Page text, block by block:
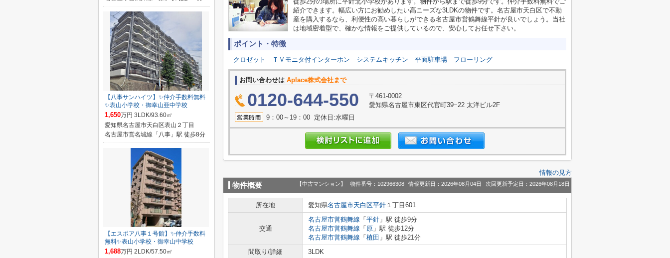
紹介できます。幅広い方にお勧めしたい高ニーズな3LDKの物件です。名古屋市天白区で不動
産を購入するなら、利便性の高い暮らしができる名古屋市営鶴舞線平針が良いでしょう。当社
は地域密着型で、確かな情報をご提供しているので、安心してお任せ下さい。
ポイント・特徴
クロゼット ＴＶモニタ付インターホン システムキッチン 平面駐車場 フローリング
お問い合わせは Aplace株式会社まで
0120-644-550
〒461-0002
愛知県名古屋市東区代官町39−22 太洋ビル2F
9：00～19：00 定休日:水曜日
情報の見方
物件概要 【中古マンション】 物件番号：102966308 情報更新日：2026年08月04日 次回更新予定日：2026年08月18日
所在地 愛知県名古屋市天白区平針 １丁目601
交通
名古屋市営鶴舞線 「 平針 」駅 徒歩9分
名古屋市営鶴舞線 「 原 」駅 徒歩12分
名古屋市営鶴舞線 「 植田 」駅 徒歩21分
間取り/詳細
3LDK
【八事サンハイツ】✨️仲介手数料無料
✨️表山小学校・御幸山亜中学校
1,650万円 3LDK/93.60㎡
愛知県名古屋市天白区表山２丁目
名古屋市営名城線「八事」駅 徒歩8分
【エスポア八事１号館】✨️仲介手数料
無料✨️表山小学校・御幸山中学校
1,688万円 2LDK/57.50㎡